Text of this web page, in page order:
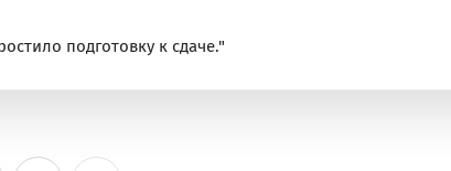
подготовку к сдаче."